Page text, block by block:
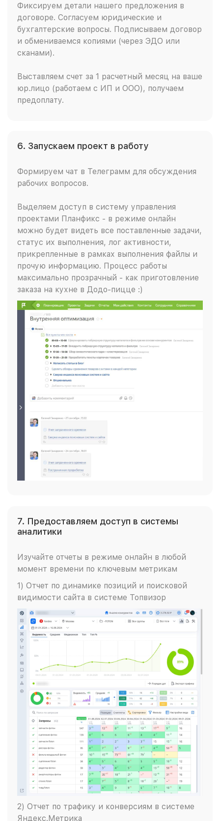
Фиксируем детали нашего предложения в
договоре. Согласуем юридические и
бухгалтерские вопросы. Подписываем договор
и обмениваемся копиями (через ЭДО или
сканами).
Выставляем счет за 1 расчетный месяц на ваше
юр.лицо (работаем с ИП и ООО), получаем
предоплату.
6. Запускаем проект в работу
Формируем чат в Телеграмм для обсуждения
рабочих вопросов.
Выделяем доступ в систему управления
проектами Планфикс - в режиме онлайн
можно будет видеть все поставленные задачи,
статус их выполнения, лог активности,
прикрепленные в рамках выполнения файлы и
прочую информацию. Процесс работы
максимально прозрачный - как приготовление
заказа на кухне в Додо-пицце :)
7. Предоставляем доступ в системы
аналитики
Изучайте отчеты в режиме онлайн в любой
момент времени по ключевым метрикам
1) Отчет по динамике позиций и поисковой
видимости сайта в системе Топвизор
2) Отчет по трафику и конверсиям в системе
Яндекс.Метрика